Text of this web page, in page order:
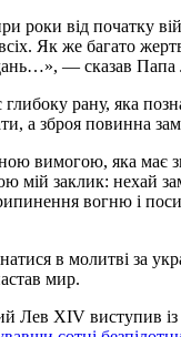
роки від початку
Як же багато
— сказав Папа
рану, яка
а зброя повинна
вимогою, яка має
мій заклик: нехай
вогню і
в молитві за
мир.
Лев XIV виступив